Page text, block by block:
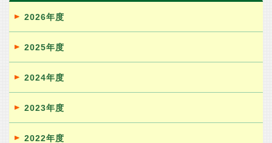
2026年度
2025年度
2024年度
2023年度
2022年度